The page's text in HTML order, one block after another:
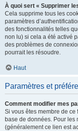
À quoi sert « Supprimer
Cela supprime tous les
paramètres
des fonctionnalités telles
non lu) si cela a été activé
des problèmes de
pourrait les résoudre.
Haut
Paramètres et
Comment modifier mes
Si vous êtes membre de ce
base de données. Pour les
(généralement ce lien est